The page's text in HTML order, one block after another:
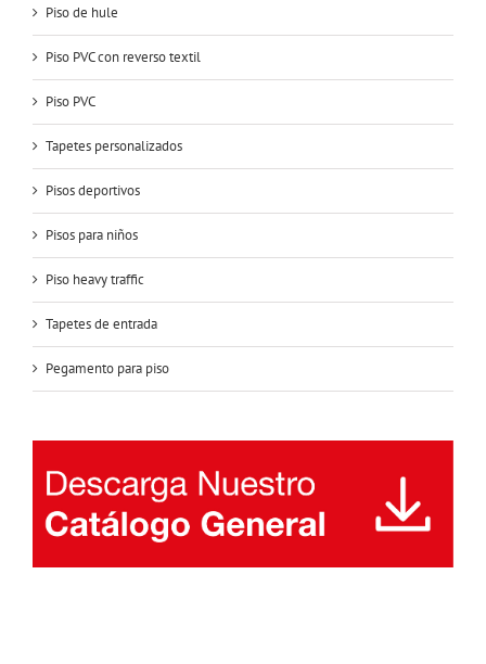
Piso de hule
Piso PVC con reverso textil
Piso PVC
Tapetes personalizados
Pisos deportivos
Pisos para niños
Piso heavy traffic
Tapetes de entrada
Pegamento para piso